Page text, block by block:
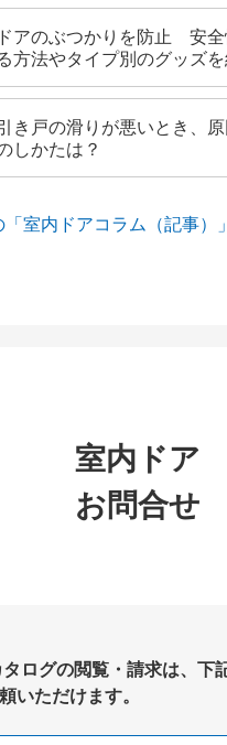
ドアのぶつかりを防止 安
方法やタイプ別のグッズ
き戸の滑りが悪いとき、
しかたは？
「室内ドアコラム（記事）
室内ドア
お問合せ
ログの閲覧・請求は、下
いただけます。